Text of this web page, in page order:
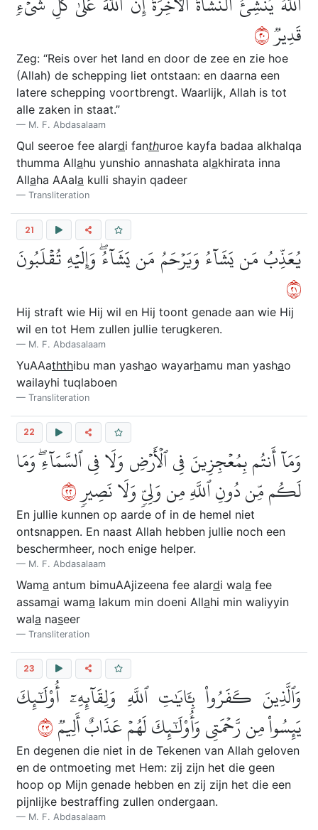
قَدِيرٞ٠٢
Zeg: “Reis over het land en door de zee en zie hoe
(Allah) de schepping liet ontstaan: en daarna een
latere schepping voortbrengt. Waarlijk, Allah is tot
alle zaken in staat.”
M. F. Abdasalaam
Qul seeroe fee alardi fanthuroe kayfa badaa alkhalqa
thumma Allahu yunshio annashata alakhirata inna
Allaha AAala kulli shayin qadeer
Transliteration
21
يُعَذِّبُ مَن يَشَآءُ وَيَرۡحَمُ مَن يَشَآءُۖ وَإِلَيۡهِ تُقۡلَبُونَ
١٢
Hij straft wie Hij wil en Hij toont genade aan wie Hij
wil en tot Hem zullen jullie terugkeren.
M. F. Abdasalaam
YuAAaththibu man yashao wayarhamu man yashao
wailayhi tuqlaboen
Transliteration
22
وَمَآ أَنتُم بِمُعۡجِزِينَ فِي ٱلۡأَرۡضِ وَلَا فِي ٱلسَّمَآءِۖ وَمَا
لَكُم مِّن دُونِ ٱللَّهِ مِن وَلِيّٖ وَلَا نَصِيرٖ٢٢
En jullie kunnen op aarde of in de hemel niet
ontsnappen. En naast Allah hebben jullie noch een
beschermheer, noch enige helper.
M. F. Abdasalaam
Wama antum bimuAAjizeena fee alardi wala fee
assamai wama lakum min doeni Allahi min waliyyin
wala naseer
Transliteration
23
وَٱلَّذِينَ كَفَرُواْ بِـَٔايَٰتِ ٱللَّهِ وَلِقَآئِهِۦٓ أُوْلَٰٓئِكَ
يَئِسُواْ مِن رَّحۡمَتِي وَأُوْلَٰٓئِكَ لَهُمۡ عَذَابٌ أَلِيمٞ٣٢
En degenen die niet in de Tekenen van Allah geloven
en de ontmoeting met Hem: zij zijn het die geen
hoop op Mijn genade hebben en zij zijn het die een
pijnlijke bestraffing zullen ondergaan.
M. F. Abdasalaam